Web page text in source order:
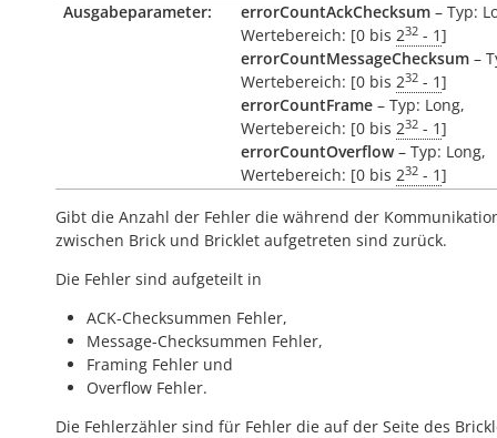
Ausgabeparameter: errorCountAckChecksum – Typ:
Wertebereich: [0 bis 232 - 1]
errorCountMessageChecksum –
Wertebereich: [0 bis 232 - 1]
errorCountFrame – Typ: Long,
Wertebereich: [0 bis 232 - 1]
errorCountOverflow– Typ: Long,
Wertebereich: [0 bis 232 - 1]
Gibt die Anzahl der Fehler die während der
zwischen Brick und Bricklet aufgetreten sind zurück.
Die Fehler sind aufgeteilt in
ACK-Checksummen Fehler,
Message-Checksummen Fehler,
Framing Fehler und
Overflow Fehler.
Die Fehlerzähler sind für Fehler die auf der Seite des